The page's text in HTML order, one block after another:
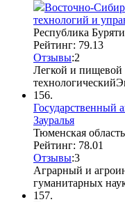
Восточно-
технологий и
Республика
Рейтинг: 79.13
Отзывы:2
Легкой и
технологический
156.
Государственный
Зауралья
Тюменская
Рейтинг: 78.01
Отзывы:3
Аграрный и
гуманитарных
157.